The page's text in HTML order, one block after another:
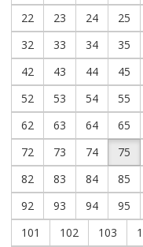
22
23 24 25
32
33 34 35
42
43 44 45
52
53 54 55
62
63 64 65
72
73 74 75
82
83 84 85
92
93 94 95
101
102 103